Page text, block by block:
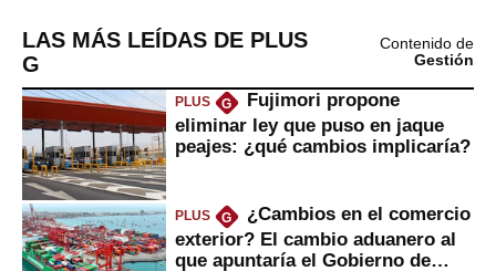
LAS MÁS LEÍDAS DE PLUS
G
Contenido de
Gestión
PLUS G
Fujimori propone
eliminar ley que puso en jaque
peajes: ¿qué cambios implicaría?
PLUS G
¿Cambios en el comercio
exterior? El cambio aduanero al
que apuntaría el Gobierno de